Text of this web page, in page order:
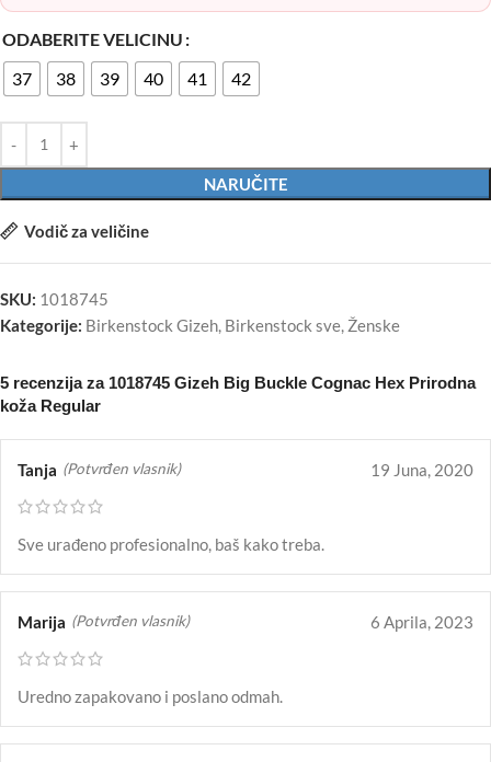
ODABERITE VELICINU
37
38 39 40 41 42
NARUČITE
Vodič za veličine
SKU: 1018745
Kategorije: Birkenstock Gizeh Birkenstock sve Ženske
5 recenzija za 1018745 Gizeh Big Buckle Cognac Hex Prirodna
koža Regular
Tanja (Potvrđen vlasnik) 19 Juna, 2020
Sve urađeno profesionalno, baš kako treba.
Marija (Potvrđen vlasnik) 6 Aprila, 2023
Uredno zapakovano i poslano odmah.